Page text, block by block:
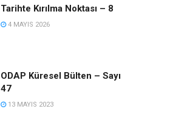
Tarihte Kırılma Noktası – 8
4 MAYIS 2026
ODAP Küresel Bülten – Sayı
47
13 MAYIS 2023